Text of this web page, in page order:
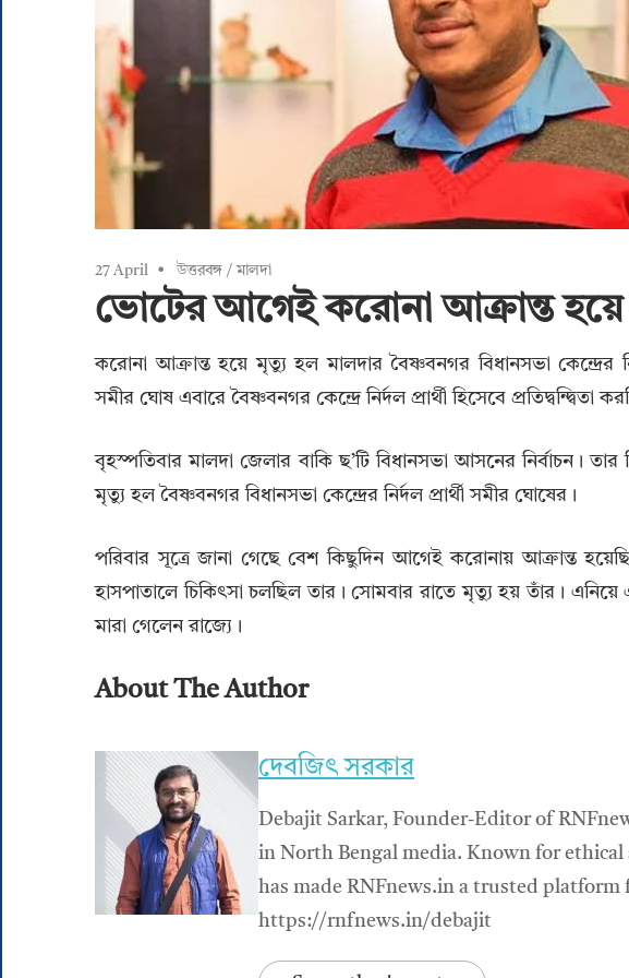
27 April উত্তরবঙ্গ /মালদা
ভোটের আগেই করোনা আক্রান্ত হয়ে
করোনা আক্রান্ত হয়ে মৃত্যু হল মালদার বৈষ্ণবনগর বিধানসভা কেন্দ্রের
সমীর ঘোষ এবারে বৈষ্ণবনগর কেন্দ্রে নির্দল প্রার্থী হিসেবে প্রতিদ্বন্দ্বিতা
বৃহস্পতিবার মালদা জেলার বাকি ছ’টি বিধানসভা আসনের নির্বাচন।
মৃত্যু হল বৈষ্ণবনগর বিধানসভা কেন্দ্রের নির্দল প্রার্থী সমীর ঘোষের।
পরিবার সূত্রে জানা গেছে বেশ কিছুদিন আগেই করোনায় আক্রান্ত
হাসপাতালে চিকিৎসা চলছিল তার। সোমবার রাতে মৃত্যু হয় তাঁর। এনিয়ে
মারা গেলেন রাজ্যে।
About The Author
দেবজিৎ সরকার
Debajit Sarkar, Founder-Editor of
in North Bengal media. Known for
has made RNFnews.in a trusted
https://rnfnews.in/debajit